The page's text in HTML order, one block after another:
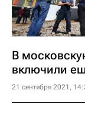
В
включили
21 сентября 2021,